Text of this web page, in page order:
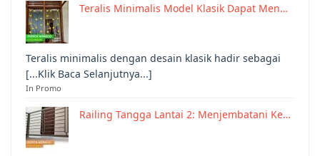
Teralis Minimalis Model Klasik Dapat Men…
Teralis minimalis dengan desain klasik hadir sebagai
[...Klik Baca Selanjutnya...]
In Promo
Railing Tangga Lantai 2: Menjembatani Ke…